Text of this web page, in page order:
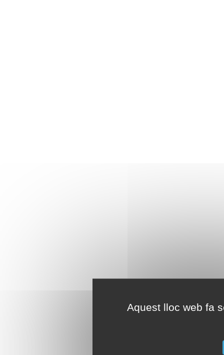
Aquest lloc web fa